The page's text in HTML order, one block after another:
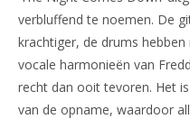
verbluffend te noemen. De
krachtiger, de drums
vocale harmonieën van
recht dan ooit tevoren. Het
van de opname, waardoor